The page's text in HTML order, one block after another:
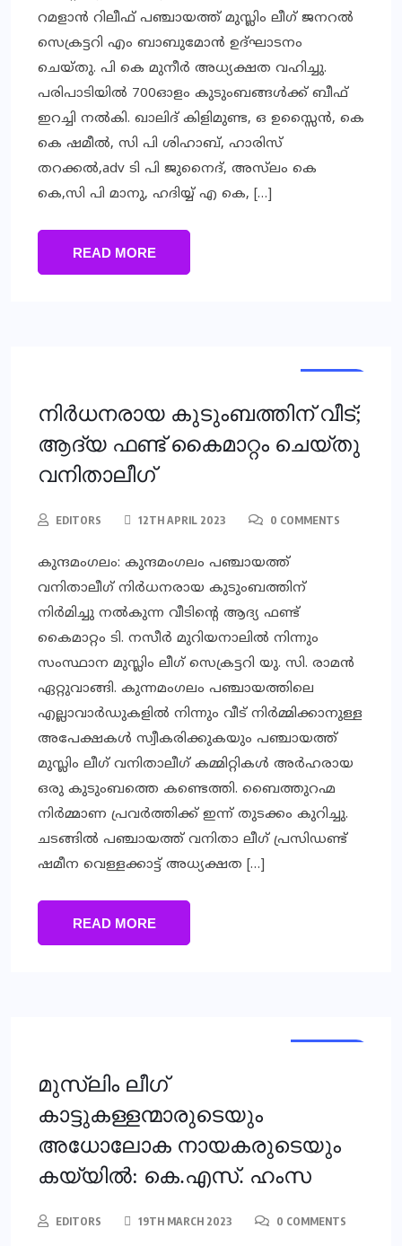
റമളാൻ റിലീഫ് പഞ്ചായത്ത്‌ മുസ്ലിം ലീഗ് ജനറൽ
സെക്രട്ടറി എം ബാബുമോൻ ഉദ്ഘാടനം
ചെയ്തു. പി കെ മുനീർ അധ്യക്ഷത വഹിച്ചു.
പരിപാടിയിൽ 700ഓളം കുടുംബങ്ങൾക്ക് ബീഫ്
ഇറച്ചി നൽകി. ഖാലിദ് കിളിമുണ്ട, ഒ ഉസ്സൈൻ, കെ
കെ ഷമീൽ, സി പി ശിഹാബ്, ഹാരിസ്
തറക്കൽ,adv ടി പി ജുനൈദ്, അസ്‌ലം കെ
കെ,സി പി മാനു, ഹദിയ്യ് എ കെ, […]
READ MORE
നിർധനരായ കുടുംബത്തിന് വീട്;
ആദ്യ ഫണ്ട്‌ കൈമാറ്റം ചെയ്തു
വനിതാലീഗ്
EDITORS 12TH APRIL 2023 0 COMMENTS
കുന്ദമംഗലം: കുന്ദമംഗലം പഞ്ചായത്ത്‌
വനിതാലീഗ് നിർധനരായ കുടുംബത്തിന്
നിർമിച്ചു നൽകുന്ന വീടിന്റെ ആദ്യ ഫണ്ട്‌
കൈമാറ്റം ടി. നസീർ മുറിയനാലിൽ നിന്നും
സംസ്ഥാന മുസ്ലിം ലീഗ് സെക്രട്ടറി യു. സി. രാമൻ
ഏറ്റുവാങ്ങി. കുന്നമംഗലം പഞ്ചായത്തിലെ
എല്ലാവാർഡുകളിൽ നിന്നും വീട് നിർമ്മിക്കാനുള്ള
അപേക്ഷകൾ സ്വീകരിക്കുകയും പഞ്ചായത്ത്‌
മുസ്ലിം ലീഗ് വനിതാലീഗ് കമ്മിറ്റികൾ അർഹരായ
ഒരു കുടുംബത്തെ കണ്ടെത്തി. ബൈത്തുറഹ്മ
നിർമ്മാണ പ്രവർത്തിക്ക് ഇന്ന് തുടക്കം കുറിച്ചു.
ചടങ്ങിൽ പഞ്ചായത്ത് വനിതാ ലീഗ് പ്രസിഡണ്ട്
ഷമീന വെള്ളക്കാട്ട് അധ്യക്ഷത […]
READ MORE
മുസ്‍ലിം ലീഗ്
കാട്ടുകള്ളന്മാരുടെയും
അധോലോക നായകരുടെയും
കയ്യിൽ: കെ.എസ്. ഹംസ
EDITORS 19TH MARCH 2023 0 COMMENTS